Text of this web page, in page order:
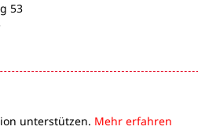
53
unterstützen. Mehr erfahren